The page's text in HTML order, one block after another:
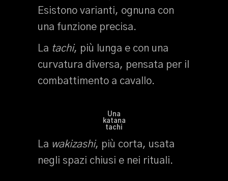
Esistono varianti, ognuna con
una funzione precisa.
La tachi, più lunga e con una
curvatura diversa, pensata per il
combattimento a cavallo.
Una
katana
tachi
La wakizashi, più corta, usata
negli spazi chiusi e nei rituali.